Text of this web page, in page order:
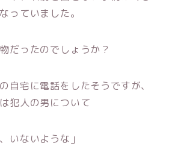
っていました。
だったのでしょうか？
自宅に電話をしたそうですが、
犯人の男について
いないような」